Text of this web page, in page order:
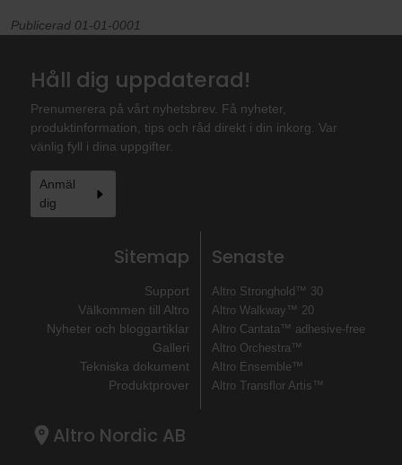
Publicerad 01-01-0001
Håll dig uppdaterad!
Prenumerera på vårt nyhetsbrev. Få nyheter,
produktinformation, tips och råd direkt i din inkorg. Var
vänlig fyll i dina uppgifter.
Anmäl
dig
Sitemap
Support
Välkommen till Altro
Nyheter och bloggartiklar
Galleri
Tekniska dokument
Produktprover
Senaste
Altro Stronghold™ 30
Altro Walkway™ 20
Altro Cantata™ adhesive‐free
Altro Orchestra™
Altro Ensemble™
Altro Transflor Artis™
Altro Nordic AB